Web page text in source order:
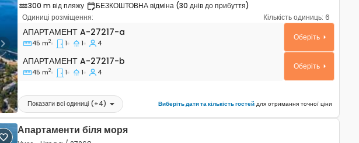
Next
300 m від пляжу
БЕЗКОШТОВНА відміна (30 днів до прибуття)
Одиниці розміщення:
Кількість одиниць: 6
Однокімнатні апартаменти Умаг - Umag A-27217-a
АПАРТАМЕНТ A-27217-a
45 m2 1 1 4
Оберіть
Апартамент A-27217-b
АПАРТАМЕНТ A-27217-b
45 m2 1 1 4
Оберіть
Показати всі одиниці (+4) Виберіть дати та кількість гостей для отримання точної ціни
Апартаменти біля моря